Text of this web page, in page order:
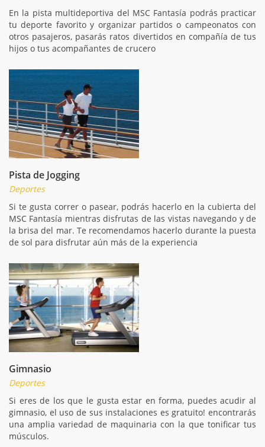
En la pista multideportiva del MSC Fantasía podrás practicar
tu deporte favorito y organizar partidos o campeonatos con
otros pasajeros, pasarás ratos divertidos en compañía de tus
hijos o tus acompañantes de crucero
Pista de Jogging
Deportes
Si te gusta correr o pasear, podrás hacerlo en la cubierta del
MSC Fantasía mientras disfrutas de las vistas navegando y de
la brisa del mar. Te recomendamos hacerlo durante la puesta
de sol para disfrutar aún más de la experiencia
Gimnasio
Deportes
Si eres de los que le gusta estar en forma, puedes acudir al
gimnasio, el uso de sus instalaciones es gratuito! encontrarás
una amplia variedad de maquinaria con la que tonificar tus
músculos.